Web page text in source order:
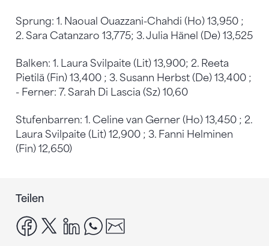
Sprung: 1. Naoual Ouazzani-Chahdi (Ho) 13,950 ;
2. Sara Catanzaro 13,775; 3. Julia Hänel (De) 13,525
Balken: 1. Laura Svilpaite (Lit) 13,900; 2. Reeta
Pietilä (Fin) 13,400 ; 3. Susann Herbst (De) 13,400 ;
- Ferner: 7. Sarah Di Lascia (Sz) 10,60
Stufenbarren: 1. Celine van Gerner (Ho) 13,450 ; 2.
Laura Svilpaite (Lit) 12,900 ; 3. Fanni Helminen
(Fin) 12,650)
Teilen
facebook
x linkedinwhatsapp